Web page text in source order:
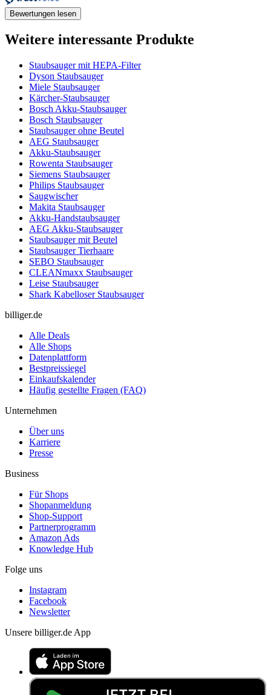
Bewertungen lesen
Weitere interessante Produkte
Staubsauger mit HEPA-Filter
Dyson Staubsauger
Miele Staubsauger
Kärcher-Staubsauger
Bosch Akku-Staubsauger
Bosch Staubsauger
Staubsauger ohne Beutel
AEG Staubsauger
Akku-Staubsauger
Rowenta Staubsauger
Siemens Staubsauger
Philips Staubsauger
Saugwischer
Makita Staubsauger
Akku-Handstaubsauger
AEG Akku-Staubsauger
Staubsauger mit Beutel
Staubsauger Tierhaare
SEBO Staubsauger
CLEANmaxx Staubsauger
Leise Staubsauger
Shark Kabelloser Staubsauger
billiger.de
Alle Deals
Alle Shops
Datenplattform
Bestpreissiegel
Einkaufskalender
Häufig gestellte Fragen (FAQ)
Unternehmen
Über uns
Karriere
Presse
Business
Für Shops
Shopanmeldung
Shop-Support
Partnerprogramm
Amazon Ads
Knowledge Hub
Folge uns
Instagram
Facebook
Newsletter
Unsere billiger.de App